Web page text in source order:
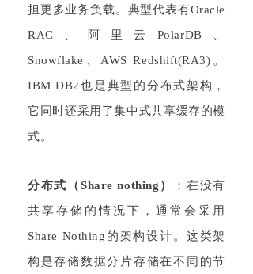
担更多业务负载。典型代表有Oracle
RAC 、阿里云 PolarDB、
Snowflake、AWS Redshift(RA3) 。
IBM DB2也是典型的分布式架构，
它同时还采用了集中式共享缓存的模
式。
分布式（Share nothing ） ： 在没有
共享存储的情况下，通常会采用
Share Nothing的架构设计。这类架
构是存储数据分片存储在不同的节